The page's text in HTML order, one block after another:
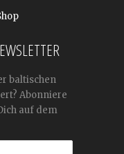
baltischen
Abonniere
auf dem